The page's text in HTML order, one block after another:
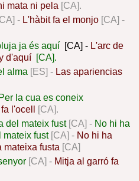
mata ni pela [CA].
- L'hàbit fa el monjo [CA] -
ja és aquí [CA] - L'arc de
d'aquí [CA].
alma [ES] - Las apariencias
Per la cua es coneix
l'ocell
[CA].
del mateix fust[CA] - No hi ha
mateix fust [CA] - No hi ha
mateixa fusta [CA]
[CA] - Mitja al garró fa